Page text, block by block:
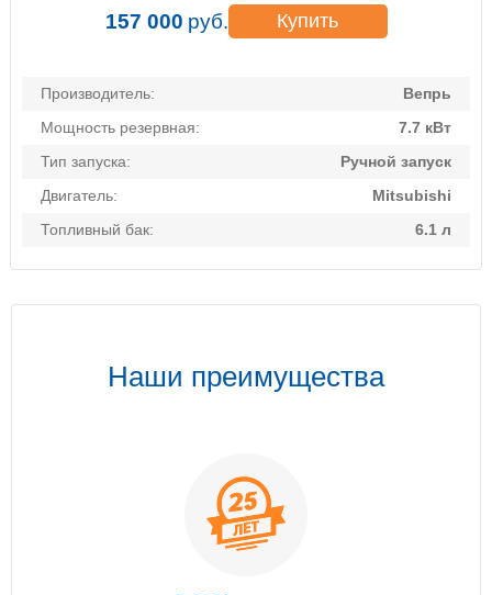
Производитель:
Вепрь
Мощность резервная:
7.7 кВт
Тип запуска:
Ручной запуск
Двигатель:
Mitsubishi
Топливный бак:
6.1 л
157 000 руб. Купить
Наши преимущества